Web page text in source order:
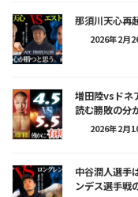
那須川天心再
2026年2月
増田陸vsドネ
読む勝敗の分
2026年2月
中谷潤人選手
ンデス選手戦